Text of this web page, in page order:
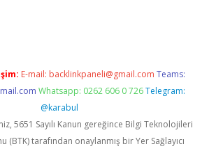
E-mail: backlinkpaneli@gmail.com Teams:
Whatsapp: 0262 606 0 726 Telegram:
@karabul
5651 Sayılı Kanun gereğince Bilgi Teknolojileri
(BTK) tarafından onaylanmış bir Yer Sağlayıcı